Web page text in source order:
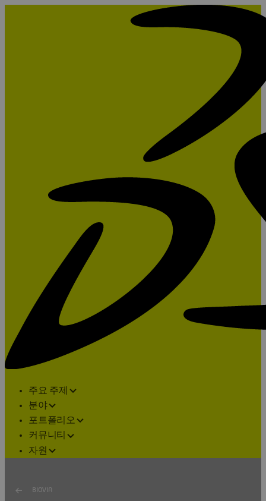
주요 주제
분야
포트폴리오
커뮤니티
자원
BIOVIA